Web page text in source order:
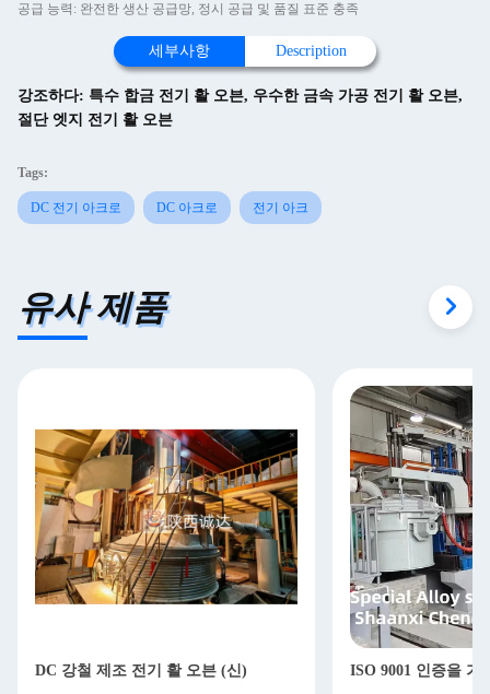
공급 능력: 완전한 생산 공급망, 정시 공급 및 품질 표준 충족
세부사항 Description
강조하다: 특수 합금 전기 활 오븐, 우수한 금속 가공 전기 활 오븐,
절단 엣지 전기 활 오븐
Tags:
DC 전기 아크로 DC 아크로 전기 아크
유사 제품
DC 강철 제조 전기 활 오븐 (신) ISO 9001 인증을 가